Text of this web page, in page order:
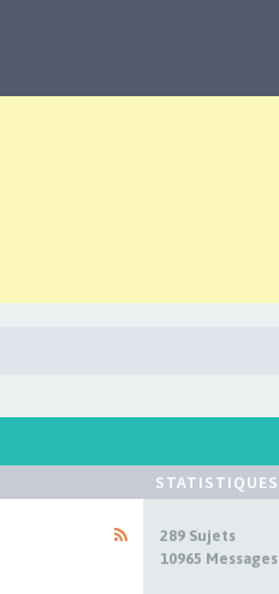
STATISTIQUES
289 Sujets
10965 Messages